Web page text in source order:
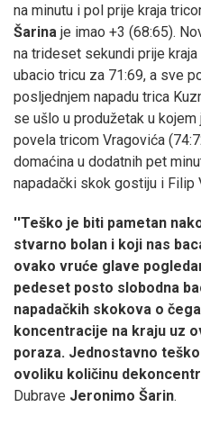
na minutu i pol prije kraja
Šarina je imao +3 (68:65).
na trideset sekundi prije kraja
ubacio tricu za 71:69, a sve
posljednjem napadu trica
se ušlo u produžetak u
povela tricom Vragovića
domaćina u dodatnih pet
napadački skok gostiju i Filip
''Teško je biti pametan
stvarno bolan i koji nas
ovako vruće glave
pedeset posto slobodna
napadačkih skokova o
koncentracije na kraju uz
poraza. Jednostavno
ovoliku količinu
Dubrave Jeronimo Šarin.